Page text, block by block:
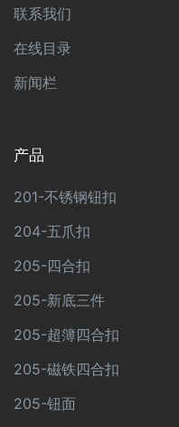
联系我们
在线目录
新闻栏
产品
201-不锈钢钮扣
204-五爪扣
205-四合扣
205-新底三件
205-超簿四合扣
205-磁铁四合扣
205-钮面